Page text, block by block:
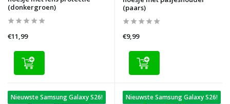
(donkergroen)
€11,99
(paars)
€9,99
Nieuwste Samsung Galaxy S26! Nieuwste Samsung Galaxy S26!